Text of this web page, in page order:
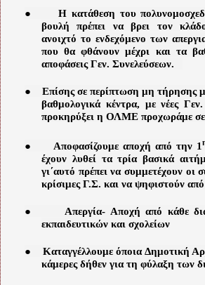
●
Η κατάθεση του
βουλή πρέπει να βρει τον
ανοιχτό το ενδεχόμενο των
που θα φθάνουν μέχρι και τα
αποφάσεις Γεν. Συνελεύσεων.
●
Επίσης σε περίπτωση μη τήρησης
βαθμολογικά κέντρα, με νέες Γεν.
προκηρύξει η ΟΛΜΕ προχωράμε
● Αποφασίζουμε αποχή από την 1
έχουν λυθεί τα τρία βασικά
γι΄αυτό πρέπει να συμμετέχουν οι
κρίσιμες Γ.Σ. και να ψηφιστούν
●
Απεργία- Αποχή από κάθε
εκπαιδευτικών και σχολείων
●
Καταγγέλλουμε όποια Δημοτική
κάμερες δήθεν για τη φύλαξη των